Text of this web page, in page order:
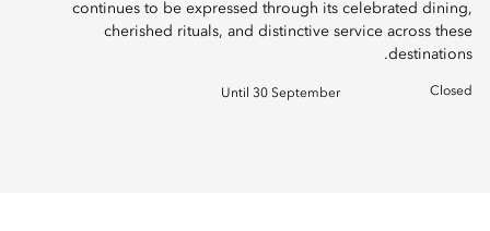
continues to be expressed through its celebrated dining,
cherished rituals, and distinctive service across these
destinations.
Closed
Until 30 September